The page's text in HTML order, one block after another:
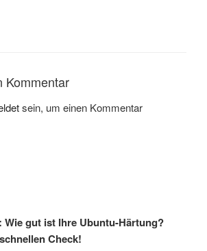
Kommentar
sein, um einen Kommentar
Wie gut ist Ihre Ubuntu-Härtung?
Check!